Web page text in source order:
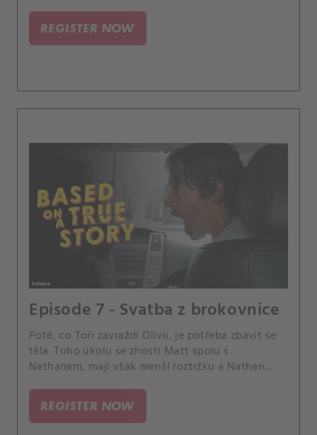
kamarádky a jak to vše souvisí s Mattem a
vraždami přes kopírák.
REGISTER NOW
Episode 7 - Svatba z brokovnice
Poté, co Tori zavraždí Olivii, je potřeba zbavit se
těla. Toho úkolu se zhostí Matt spolu s
Nathanem, mají však menší roztržku a Nathan
REGISTER NOW